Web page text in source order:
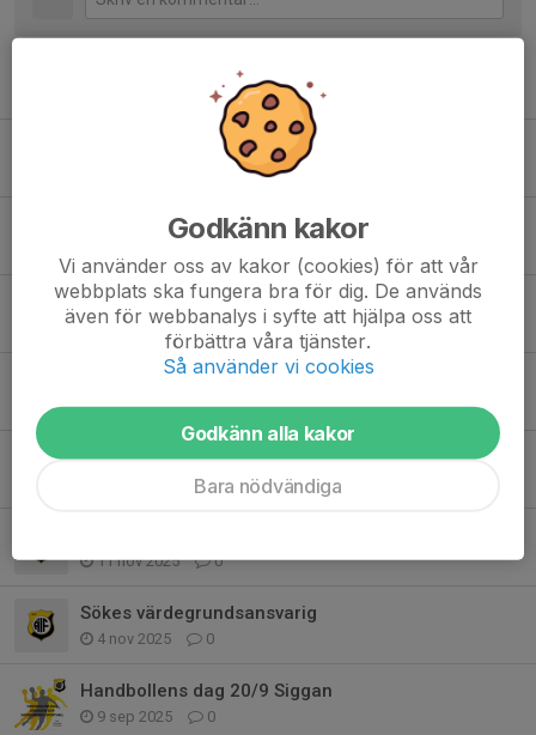
Tidigare nyheter
Handbollen är med på fotbollens dag!
Ändrade parkeringsregler vid Ishallen/Stavan
Handbollsläger påsklov Tyresö
17 feb, 22:06 0
***årsmöte Handbollssektionen 17/2***
22 jan, 19:34 0
ÄNTLIGEN DAGS FÖR JULGRANAR!
0
11 nov 2025 0
Sökes värdegrundsansvarig
4 nov 2025 0
Handbollens dag 20/9 Siggan
9 sep 2025 0
Godkänn kakor
Vi använder oss av kakor (cookies) för att vår
webbplats ska fungera bra för dig. De används
även för webbanalys i syfte att hjälpa oss att
förbättra våra tjänster.
Så använder vi cookies
Godkänn alla kakor
Bara nödvändiga